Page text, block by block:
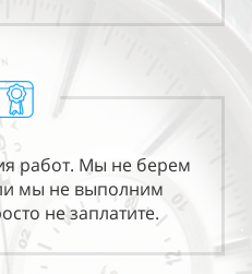
работ. Мы не берем
мы не выполним
не заплатите.